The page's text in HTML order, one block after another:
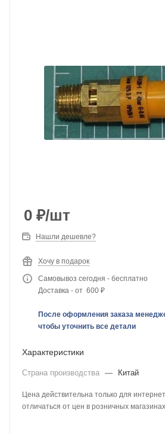
0 ₽/шт
Нашли дешевле?
Хочу в подарок
Самовывоз сегодня - бесплатно
Доставка - от 600 ₽
После оформления заказа
чтобы уточнить все детали
Характеристики
Страна производства — Китай
Цена действительна только для
отличаться от цен в розничных магазинах